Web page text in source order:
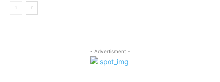
- Advertisment -